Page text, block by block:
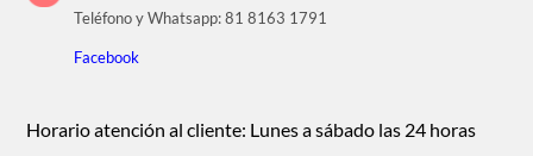
Teléfono y Whatsapp: 81 8163 1791
Facebook
Horario atención al cliente: Lunes a sábado las 24 horas